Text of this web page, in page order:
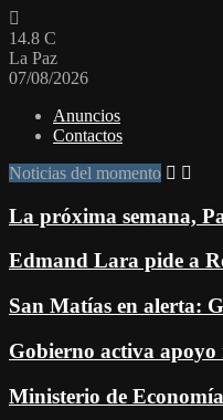
14.8 C
La Paz
07/08/2026
Anuncios
Contactos
Noticias del momento
La próxima semana,
Edmand Lara pide a
San Matías en alerta:
Gobierno activa
Ministerio de